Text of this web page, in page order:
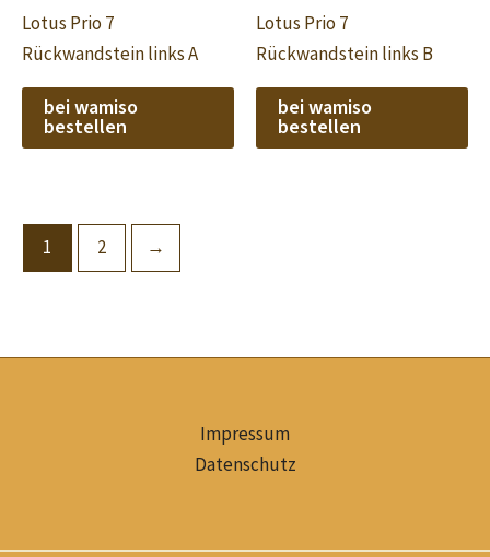
Lotus Prio 7
Rückwandstein links A
bei wamiso
bestellen
Lotus Prio 7
Rückwandstein links B
bei wamiso
bestellen
1 2 →
Impressum
Datenschutz